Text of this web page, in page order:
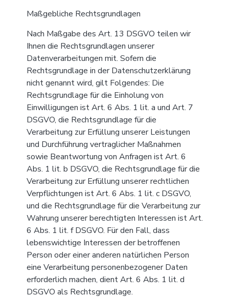
Maßgebliche Rechtsgrundlagen
Nach Maßgabe des Art. 13 DSGVO teilen wir
Ihnen die Rechtsgrundlagen unserer
Datenverarbeitungen mit. Sofern die
Rechtsgrundlage in der Datenschutzerklärung
nicht genannt wird, gilt Folgendes: Die
Rechtsgrundlage für die Einholung von
Einwilligungen ist Art. 6 Abs. 1 lit. a und Art. 7
DSGVO, die Rechtsgrundlage für die
Verarbeitung zur Erfüllung unserer Leistungen
und Durchführung vertraglicher Maßnahmen
sowie Beantwortung von Anfragen ist Art. 6
Abs. 1 lit. b DSGVO, die Rechtsgrundlage für die
Verarbeitung zur Erfüllung unserer rechtlichen
Verpflichtungen ist Art. 6 Abs. 1 lit. c DSGVO,
und die Rechtsgrundlage für die Verarbeitung zur
Wahrung unserer berechtigten Interessen ist Art.
6 Abs. 1 lit. f DSGVO. Für den Fall, dass
lebenswichtige Interessen der betroffenen
Person oder einer anderen natürlichen Person
eine Verarbeitung personenbezogener Daten
erforderlich machen, dient Art. 6 Abs. 1 lit. d
DSGVO als Rechtsgrundlage.